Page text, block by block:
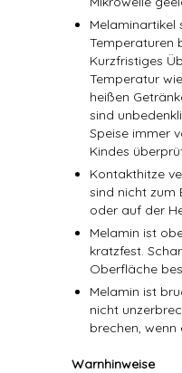
Melaminartikel
Temperaturen
Kurzfristiges
Temperatur
heißen
sind
Speise immer
Kindes
Kontakthitze
sind nicht zum
oder auf der
Melamin ist
kratzfest.
Oberfläche
Melamin ist
nicht
brechen, wenn
Warnhinweise